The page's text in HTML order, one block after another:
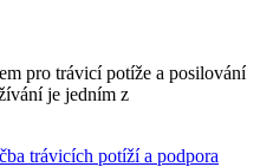
pro trávicí potíže a posilování
je jedním z
trávicích potíží a podpora